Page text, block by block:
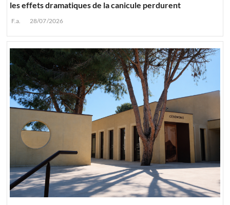
les effets dramatiques de la canicule perdurent
F.a. 28/07/2026